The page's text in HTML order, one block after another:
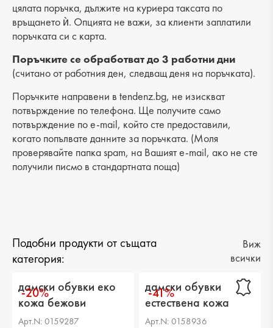
Височина на тока: 7 cm
Височина подметка: 3 cm
Височина на платформата : -
Разстояние от петата до горната част: 6 cm
Обиколка на прасеца: -
цялата поръчка, дължите на куриера таксата по
връщането ѝ. Опцията не важи, за клиенти заплатили
поръчката си с карта.
Поръчките се обработват до 3 работни дни
(считано от работния ден, следващ деня на поръчката).
Поръчките направени в tendenz.bg, не изискват
потвърждение по телефона. Ще получите само
потвърждение по e-mail, който сте предоставили,
когато попълвате данните за поръчката. (Моля
проверявайте папка spam, на Вашият e-mail, ако не сте
получили писмо в стандартната поща)
Подобни продукти от същата
категория:
Виж
всички
-20%
дамски обувки еко
кожа бежови
Арт.N: 0159287
-41%
дамски обувки
естествена кожа
черни
Арт.N: 0158936